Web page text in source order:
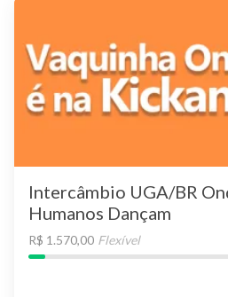
Intercâmbio UGA/BR
Humanos Dançam
R$ 1.570,00 Flexível